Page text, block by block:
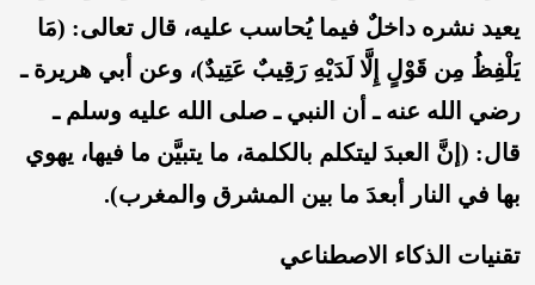
يعيد نشره داخلٌ فيما يُحاسب عليه، قال تعالى: (مَا
يَلْفِظُ مِن قَوْلٍ إِلَّا لَدَيْهِ رَقِيبٌ عَتِيدٌ)، وعن أبي هريرة ـ
رضي الله عنه ـ أن النبي ـ صلى الله عليه وسلم ـ
قال: (إنَّ العبدَ ليتكلم بالكلمة، ما يتبيَّن ما فيها، يهوي
بها في النار أبعدَ ما بين المشرق والمغرب).
تقنيات الذكاء الاصطناعي